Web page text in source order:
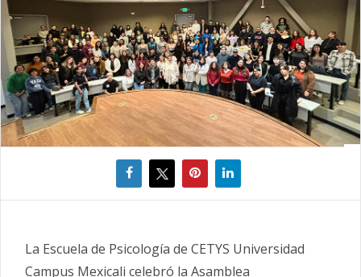
La Escuela de Psicología de CETYS Universidad
Campus Mexicali celebró la Asamblea